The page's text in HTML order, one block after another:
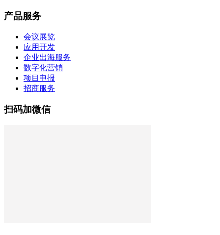
产品服务
会议展览
应用开发
企业出海服务
数字化营销
项目申报
招商服务
扫码加微信